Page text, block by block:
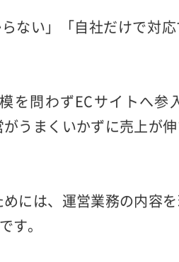
や発送などの基本業務
行う必要があります。
ない」「自社だけで対
うまくいかずに売上が